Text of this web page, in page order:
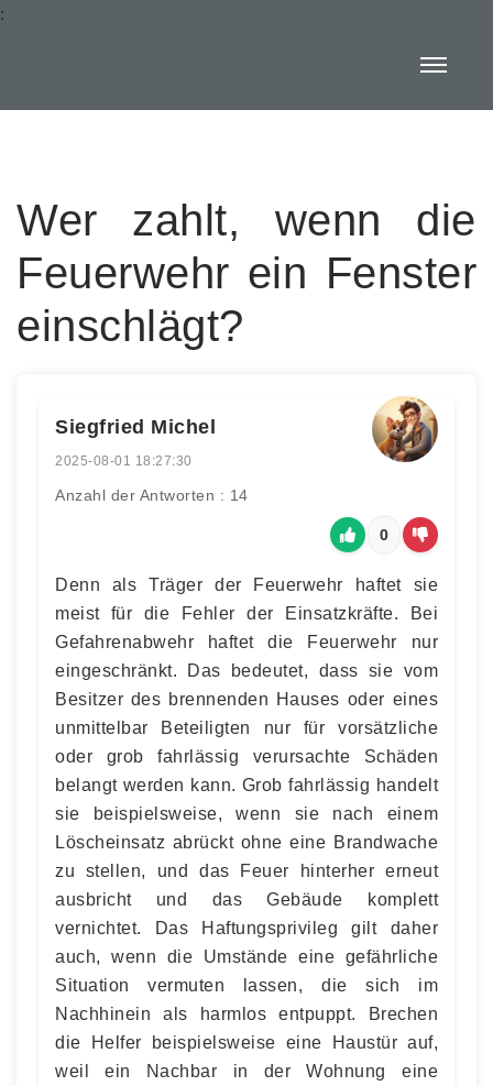
:
Wer zahlt, wenn die
Feuerwehr ein Fenster
einschlägt?
Siegfried Michel
2025-08-01 18:27:30
Anzahl der Antworten : 14
0
Denn als Träger der Feuerwehr haftet sie
meist für die Fehler der Einsatzkräfte. Bei
Gefahrenabwehr haftet die Feuerwehr nur
eingeschränkt. Das bedeutet, dass sie vom
Besitzer des brennenden Hauses oder eines
unmittelbar Beteiligten nur für vorsätzliche
oder grob fahrlässig verursachte Schäden
belangt werden kann. Grob fahrlässig handelt
sie beispielsweise, wenn sie nach einem
Löscheinsatz abrückt ohne eine Brandwache
zu stellen, und das Feuer hinterher erneut
ausbricht und das Gebäude komplett
vernichtet. Das Haftungsprivileg gilt daher
auch, wenn die Umstände eine gefährliche
Situation vermuten lassen, die sich im
Nachhinein als harmlos entpuppt. Brechen
die Helfer beispielsweise eine Haustür auf,
weil ein Nachbar in der Wohnung eine